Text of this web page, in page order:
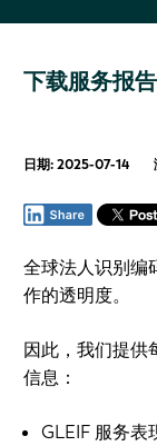
下载服务报告
日期: 2025-07-14
全球法人识别编
作的透明度。
因此，我们提供
信息：
GLEIF 服务表